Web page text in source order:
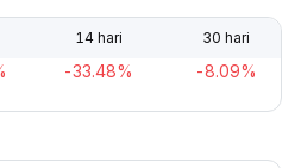
14 hari 30 hari
-33.48% -8.09%